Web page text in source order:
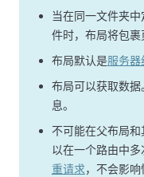
当在同一文件夹中
件时，布局将包裹
布局默认是服务器
布局可以获取数据
息。
不可能在父布局
以在一个路由中
重请求，不会影响